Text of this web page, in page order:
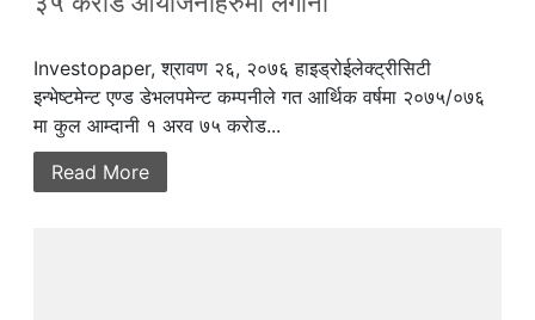
Investopaper, श्रावण २६, २०७६ हाइड्रोईलेक्ट्रीसिटी
इन्भेष्टमेन्ट एण्ड डेभलपमेन्ट कम्पनीले गत आर्थिक वर्षमा २०७५/०७६
मा कुल आम्दानी १ अरव ७५ कराेड...
Read More